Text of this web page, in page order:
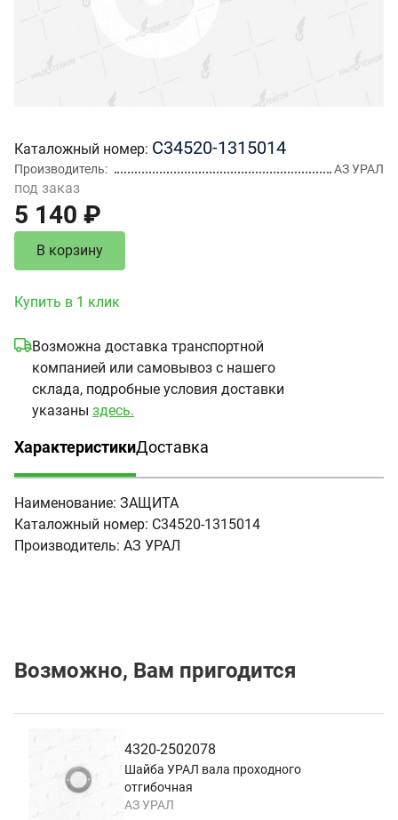
Каталожный номер С34520-1315014
Производитель АЗ УРАЛ
под заказ
5 140 ₽
В корзину
Купить в 1 клик
Возможна доставка транспортной
компанией или самовывоз с нашего
склада, подробные условия доставки
указаны здесь.
Характеристики
(активная вкладка)
Доставка
Наименование: ЗАЩИТА
Каталожный номер: С34520-1315014
Производитель: АЗ УРАЛ
Возможно, Вам пригодится
4320-2502078
Шайба УРАЛ вала проходного
отгибочная
АЗ УРАЛ